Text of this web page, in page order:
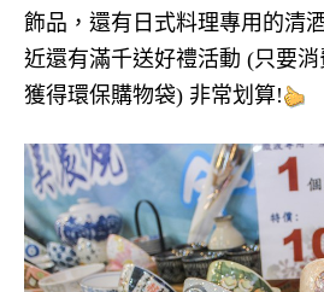
飾品，還有日式料理專用的清
近還有滿千送好禮活動 (只要
獲得環保購物袋) 非常划算!